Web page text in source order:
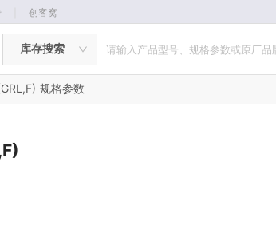
创客窝
库存搜索 请输入产品型号、规格参数或原厂品
规格参数